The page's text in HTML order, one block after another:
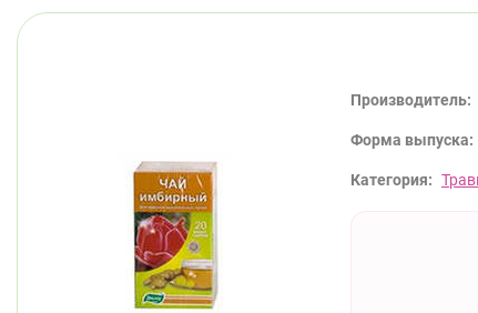
Производитель:
Форма выпуска:
Категория: